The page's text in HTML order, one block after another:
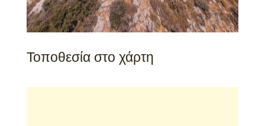
Τοποθεσία στο χάρτη